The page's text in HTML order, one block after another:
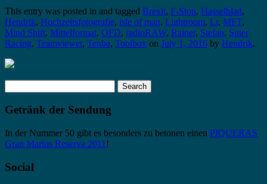
This entry was posted in and tagged Brexit, F-Stop, Hasselblad,
Hendrik, Hochzeitsfotografie, isle of man, Lightroom, Lr, MFT,
Mind Shift, Mittelformat, OFD, radioRAW, Rainer, Stefan, Suter
Racing, Teamviewer, Tenba, Toolbox on July 1, 2016 by Hendrik.
for:
Getränk der Sendung
In der Nummer 50 gibt es besonders zu betonen einen PIQUERAS
Gran Marius Reserva 2011 !
Social